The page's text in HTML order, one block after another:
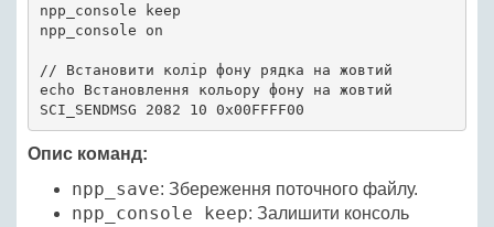
npp_console keep
npp_console on
// Встановити колір фону рядка на жовтий
echo Встановлення кольору фону на жовтий
Опис команд:
npp_save: Збереження поточного файлу.
npp_console keep: Залишити консоль